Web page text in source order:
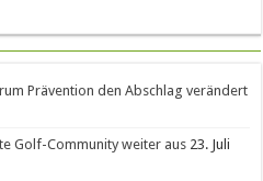
Prävention den Abschlag verändert
Golf-Community weiter aus 23. Juli